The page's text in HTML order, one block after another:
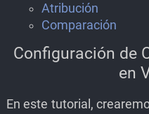
Atribución
Comparación
Configuración de
en
En este tutorial,